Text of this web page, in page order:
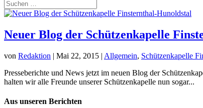
Neuer Blog der Schützenkapelle
von Redaktion | Mai 22, 2015 | Allgemein, Schützenkapelle
Presseberichte und News jetzt im neuen Blog der
halten wir alle Freunde unserer Schützenkapelle nun sogar...
Aus unseren Berichten